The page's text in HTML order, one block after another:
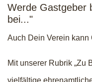
Werde Gastgeber
bei..."
Auch Dein Verein kann
Mit unserer Rubrik „Zu
vielfältige